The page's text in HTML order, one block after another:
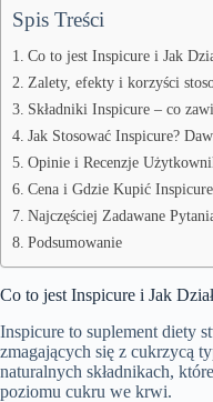
Spis Treści
Co to jest Inspicure i Jak
Zalety, efekty i korzyści
Składniki Inspicure – co
Jak Stosować Inspicure?
Opinie i Recenzje
Cena i Gdzie Kupić
Najczęściej Zadawane
Podsumowanie
Co to jest Inspicure i Jak
Inspicure to suplement diety
zmagających się z cukrzycą
naturalnych składnikach,
poziomu cukru we krwi.